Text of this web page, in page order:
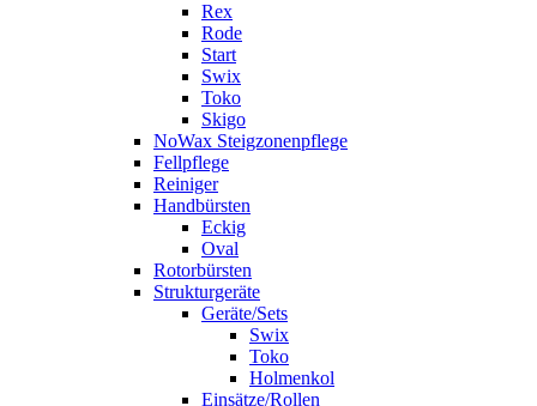
Rex
Rode
Start
Swix
Toko
Skigo
NoWax Steigzonenpflege
Fellpflege
Reiniger
Handbürsten
Eckig
Oval
Rotorbürsten
Strukturgeräte
Geräte/Sets
Swix
Toko
Holmenkol
Einsätze/Rollen